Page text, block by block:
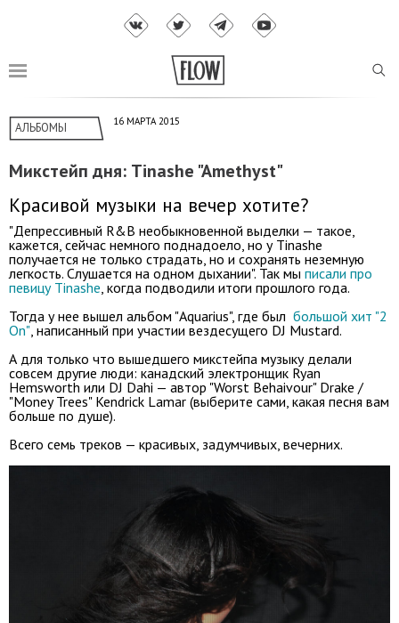
АЛЬБОМЫ 16 МАРТА 2015
Микстейп дня: Tinashe "Amethyst"
Красивой музыки на вечер хотите?
"Депрессивный R&B необыкновенной выделки — такое,
кажется, сейчас немного поднадоело, но у Tinashe
получается не только страдать, но и сохранять неземную
легкость. Слушается на одном дыхании". Так мы писали про
певицу Tinashe , когда подводили итоги прошлого года.
Тогда у нее вышел альбом "Aquarius", где был большой хит "2
On" , написанный при участии вездесущего DJ Mustard.
А для только что вышедшего микстейпа музыку делали
совсем другие люди: канадский электронщик Ryan
Hemsworth или DJ Dahi — автор "Worst Behaivour" Drake /
"Money Trees" Kendrick Lamar (выберите сами, какая песня вам
больше по душе).
Всего семь треков — красивых, задумчивых, вечерних.